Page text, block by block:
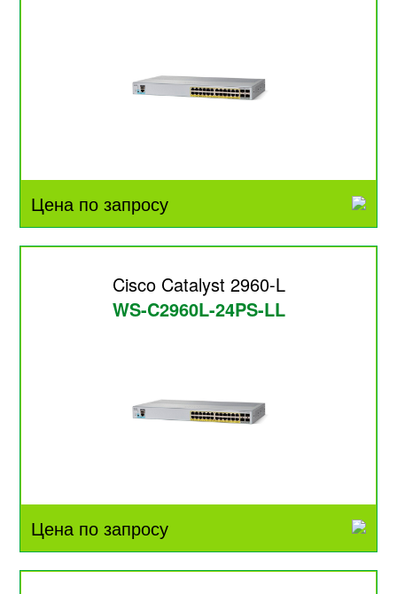
Цена по запросу
Cisco Catalyst 2960-L
WS-C2960L-24PS-LL
Цена по запросу